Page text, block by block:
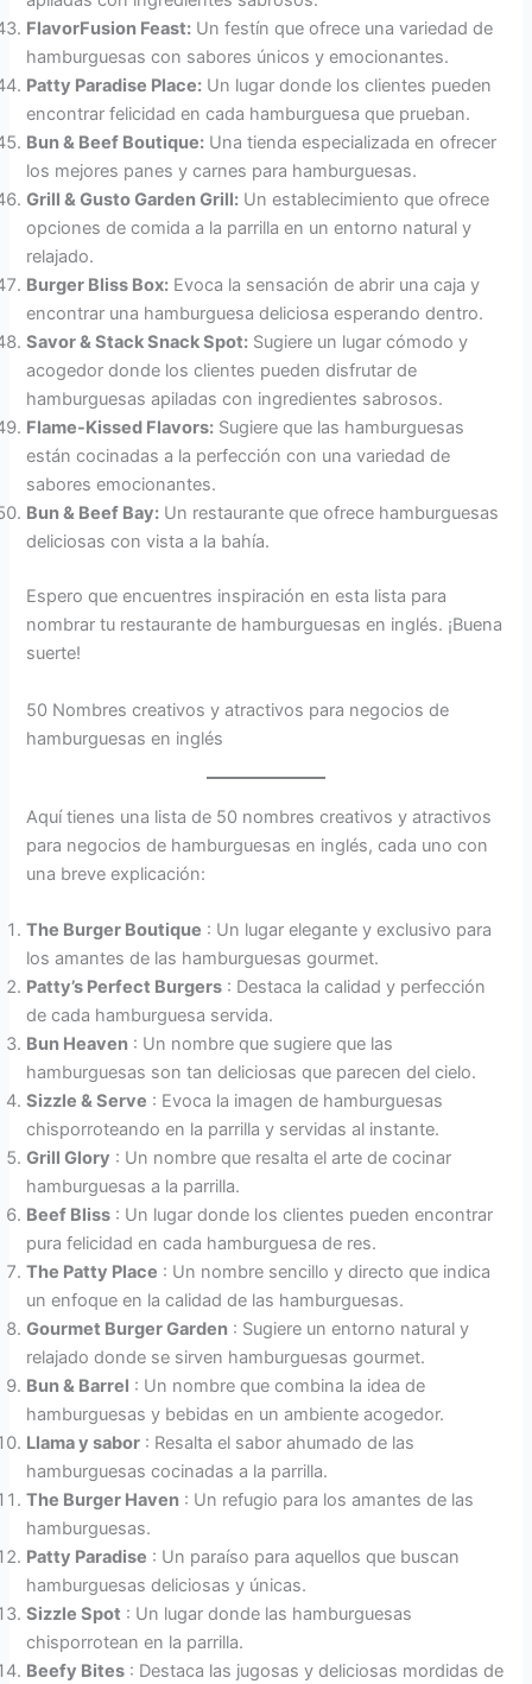
FlavorFusion Feast: Un festín que ofrece una variedad de
hamburguesas con sabores únicos y emocionantes.
Patty Paradise Place: Un lugar donde los clientes pueden
encontrar felicidad en cada hamburguesa que prueban.
Bun & Beef Boutique: Una tienda especializada en ofrecer
los mejores panes y carnes para hamburguesas.
Grill & Gusto Garden Grill: Un establecimiento que ofrece
opciones de comida a la parrilla en un entorno natural y
relajado.
Burger Bliss Box: Evoca la sensación de abrir una caja y
encontrar una hamburguesa deliciosa esperando dentro.
Savor & Stack Snack Spot: Sugiere un lugar cómodo y
acogedor donde los clientes pueden disfrutar de
hamburguesas apiladas con ingredientes sabrosos.
Flame-Kissed Flavors: Sugiere que las hamburguesas
están cocinadas a la perfección con una variedad de
sabores emocionantes.
Bun & Beef Bay: Un restaurante que ofrece hamburguesas
deliciosas con vista a la bahía.
Espero que encuentres inspiración en esta lista para
nombrar tu restaurante de hamburguesas en inglés. ¡Buena
suerte!
50 Nombres creativos y atractivos para negocios de
hamburguesas en inglés
Aquí tienes una lista de 50 nombres creativos y atractivos
para negocios de hamburguesas en inglés, cada uno con
una breve explicación:
The Burger Boutique : Un lugar elegante y exclusivo para
los amantes de las hamburguesas gourmet.
Patty’s Perfect Burgers : Destaca la calidad y perfección
de cada hamburguesa servida.
Bun Heaven : Un nombre que sugiere que las
hamburguesas son tan deliciosas que parecen del cielo.
Sizzle & Serve : Evoca la imagen de hamburguesas
chisporroteando en la parrilla y servidas al instante.
Grill Glory : Un nombre que resalta el arte de cocinar
hamburguesas a la parrilla.
Beef Bliss : Un lugar donde los clientes pueden encontrar
pura felicidad en cada hamburguesa de res.
The Patty Place : Un nombre sencillo y directo que indica
un enfoque en la calidad de las hamburguesas.
Gourmet Burger Garden : Sugiere un entorno natural y
relajado donde se sirven hamburguesas gourmet.
Bun & Barrel : Un nombre que combina la idea de
hamburguesas y bebidas en un ambiente acogedor.
Llama y sabor : Resalta el sabor ahumado de las
hamburguesas cocinadas a la parrilla.
The Burger Haven : Un refugio para los amantes de las
hamburguesas.
Patty Paradise : Un paraíso para aquellos que buscan
hamburguesas deliciosas y únicas.
Sizzle Spot : Un lugar donde las hamburguesas
chisporrotean en la parrilla.
Beefy Bites : Destaca las jugosas y deliciosas mordidas de